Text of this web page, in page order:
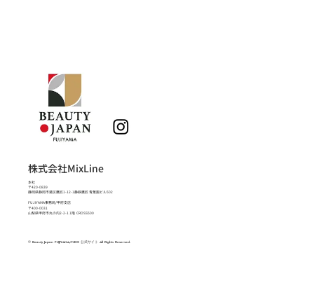
株式会社MixLine
本社
〒420-0839
静岡県静岡市葵区鷹匠1-12-1静鉄鷹匠 青葉園ビル502
FUJIYAMA事務局/甲府支店
〒400-0031
山梨県甲府市丸の内2-2-1 1階 CROSS500
© Beauty Japan FUJIYAMA/NEO 公式サイト All Rights Reserved.